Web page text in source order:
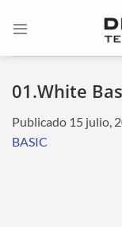
01.White
Publicado 15 julio,
BASIC